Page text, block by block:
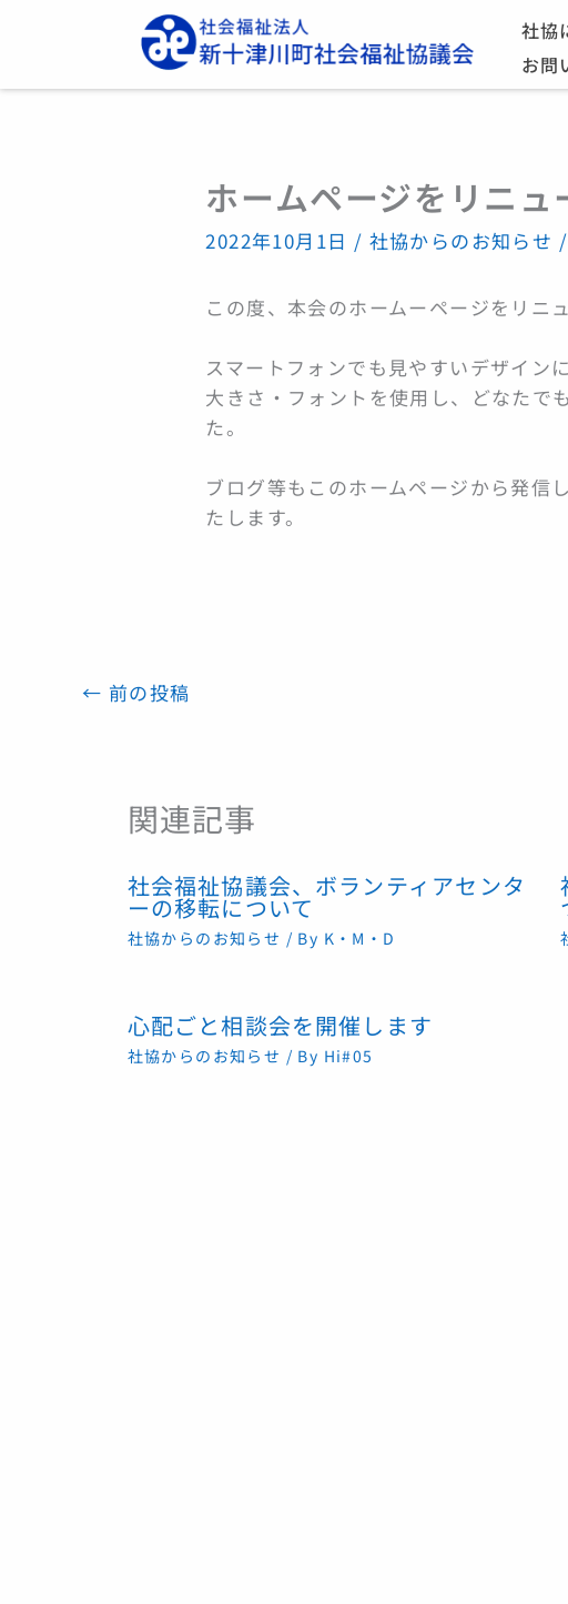
社協
お問
ホームページをリニュ
2022年10月1日 / 社協からのお知らせ
この度、本会のホームーページをリニ
スマートフォンでも見やすいデザイン
大きさ・フォントを使用し、どなたで
た。
ブログ等もこのホームページから発信
たします。
← 前の投稿
関連記事
社会福祉協議会、ボランティアセンタ
ーの移転について
社協からのお知らせ / By K・M・D
心配ごと相談会を開催します
社協からのお知らせ / By Hi#05